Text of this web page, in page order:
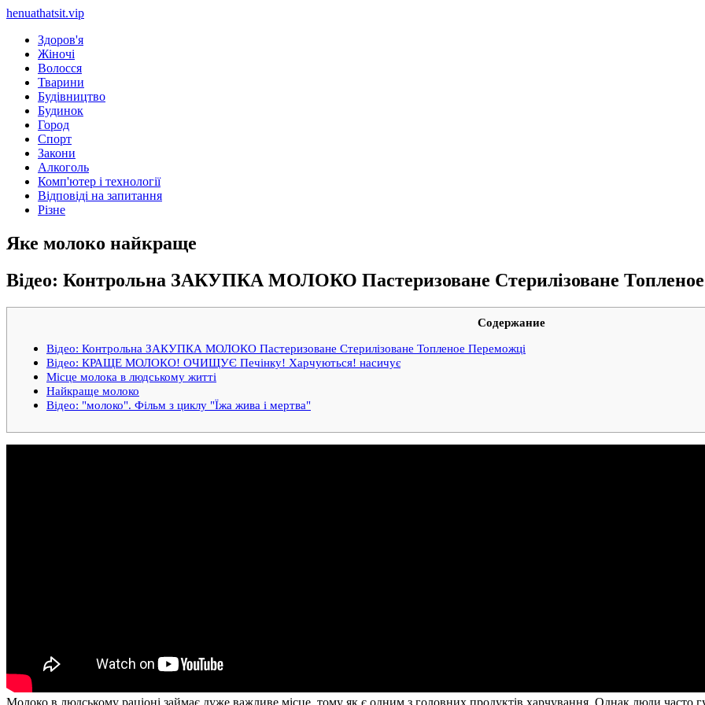
henuathatsit.vip
Здоров'я
Жіночі
Волосся
Тварини
Будівництво
Будинок
Город
Спорт
Закони
Алкоголь
Комп'ютер і технології
Відповіді на запитання
Різне
Яке молоко найкраще
Відео: Контрольна ЗАКУПКА МОЛОКО Пастеризоване Стерилізоване
Содержание
Відео: Контрольна ЗАКУПКА МОЛОКО Пастеризоване Стерилізоване Топленое Переможці
Відео: КРАЩЕ МОЛОКО! ОЧИЩУЄ Печінку! Харчуються! насичує
Місце молока в людському житті
Найкраще молоко
Відео: "молоко". Фільм з циклу "Їжа жива і мертва"
Молоко в людському раціоні займає дуже важливе місце, тому як є одним з головних продуктів харчування. Однак люди часто